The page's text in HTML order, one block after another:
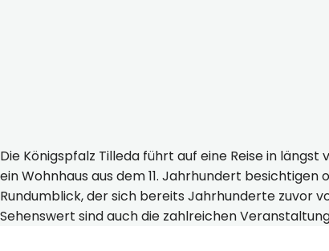
Die Königspfalz Tilleda führt auf eine Reise in
ein Wohnhaus aus dem 11. Jahrhundert
Rundumblick, der sich bereits Jahrhunderte zuvor
Sehenswert sind auch die zahlreichen